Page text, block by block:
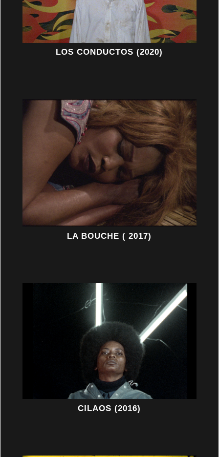
LOS CONDUCTOS (2020)
LA BOUCHE ( 2017)
CILAOS (2016)